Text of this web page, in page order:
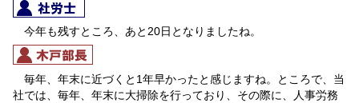
今年も残すところ、あと20日となりましたね。
毎年、年末に近づくと1年早かったと感じますね。ところで、当
社では、毎年、年末に大掃除を行っており、その際に、人事労務